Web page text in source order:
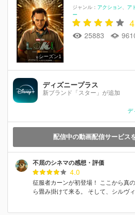
シーズン1
ジャンル： アクション ア
ー
25883
ディズニープラス
新ブランド「スター」が追加
デ
配信中の動画配信サービス
不屈のシネマの感想・評価
4.0
征服者カーンが初登場！ ここから真
ら畳み掛けて来る。 そして、シルヴ